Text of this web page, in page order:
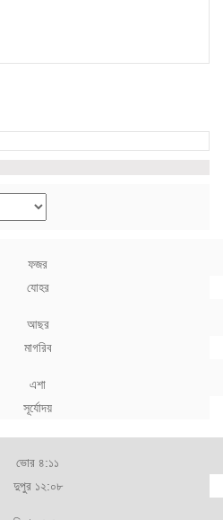
ফজর
যোহর
আছর
মাগরিব
এশা
সূর্যোদয়
ভোর ৪:১১
দুপুর ১২:০৮